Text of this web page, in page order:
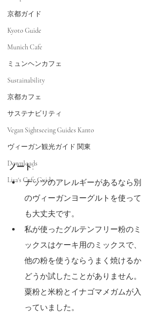
京都ガイド
Kyoto Guide
Munich Cafe
ミュンヘンカフェ
Sustainability
京都カフェ
サステナビリティ
Vegan Sightseeing Guides Kanto
ヴィーガン観光ガイド 関東
Downloads
Lisa's Cafe Guide
ノート:
ナッツのアレルギーがあるなら別
のヴィーガンヨーグルトを使って
も大丈夫です。
私が使ったグルテンフリー粉のミ
ックスはケーキ用のミックスで、
他の粉を使うならうまく焼けるか
どうか試したことがありません。
粟粉と米粉とイナゴマメガムが入
っていました。